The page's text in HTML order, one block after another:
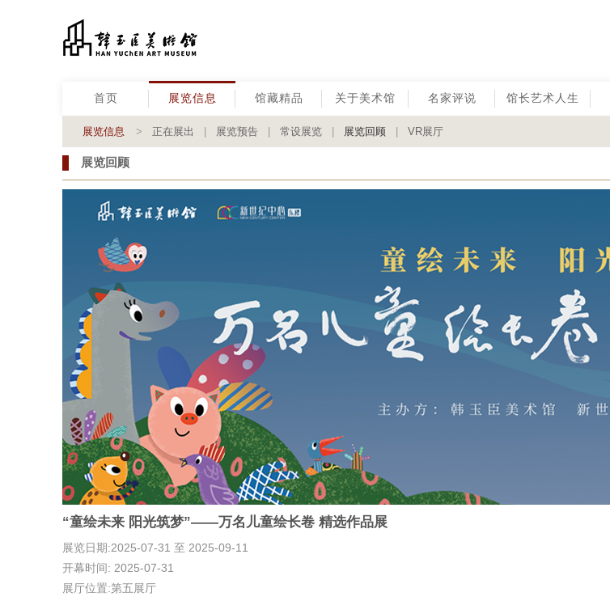
首页 展览信息 馆藏精品 关于美术馆 名家评说 馆长艺术人生
展览信息 > 正在展出 展览预告 常设展览 展览回顾 VR展厅
展览回顾
“童绘未来 阳光筑梦”——万名儿童绘长卷 精选作品展
展览日期:2025-07-31 至 2025-09-11
开幕时间: 2025-07-31
展厅位置:第五展厅